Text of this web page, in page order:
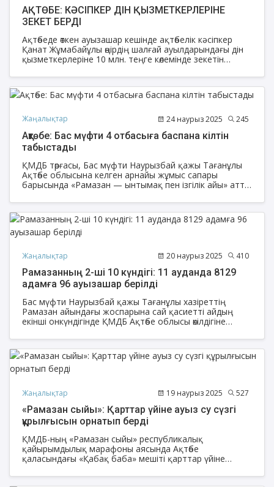
АҚТӨБЕ: КӘСІПКЕР ДІН ҚЫЗМЕТКЕРЛЕРІНЕ
ЗЕКЕТ БЕРДІ
Ақтөбеде өткен ауызашар кешінде ақтөбелік кәсіпкер
Қанат Жұмабайұлы өңірдің шалғай ауылдарындағы дін
қызметкерлеріне 10 млн. теңге көлемінде зекетін
Жаңалықтар 24 наурыз 2025 245
Ақтөбе: Бас мүфти 4 отбасыға баспана кілтін
табыстады
ҚМДБ төрғасы, Бас мүфти Наурызбай қажы Тағанұлы
Ақтөбе облысына келген арнайы жұмыс сапары
барысында «Рамазан — ынтымақ пен ізгілік айы» атты
қайырымдылық акциясының 819, 820, 821 және 822-
баспаналарының кілтін табыстады.
Жаңалықтар 20 наурыз 2025 410
Рамазанның 2-ші 10 күндігі: 11 ауданда 8129
адамға 96 ауызашар берілді
Бас мүфти Наурызбай қажы Тағанұлы хазіреттің
Рамазан айындағы жоспарына сай қасиетті айдың
екінші онкүндігінде ҚМДБ Ақтөбе облысы өкілдігіне
күндігінде 96 ауызашар өтіп, оған 8129 адам қатысты.
Жаңалықтар 19 наурыз 2025 527
«Рамазан сыйы»: Қарттар үйіне ауыз су сүзгі
құрылғысын орнатып берді
ҚМДБ-ның «Рамазан сыйы» республикалық
қайырымдылық марафоны аясында Ақтөбе
қаласындағы «Қабақ баба» мешіті қарттар үйіне